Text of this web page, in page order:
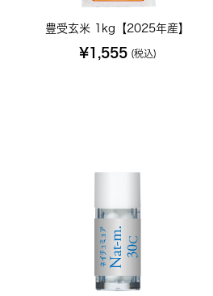
豊受玄米 1kg【2025年産】
¥1,555 (税込)